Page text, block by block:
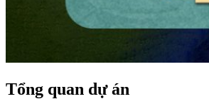
Tổng quan dự án